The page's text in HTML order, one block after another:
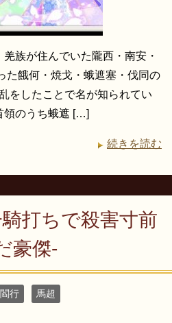
族が住んでいた隴西・南安・
た餓何・焼戈・蛾遮塞・伐同の
をしたことで名が知られてい
領のうち蛾遮 […]
続きを読む
打ちで殺害寸前
豪傑-
閻行 馬超